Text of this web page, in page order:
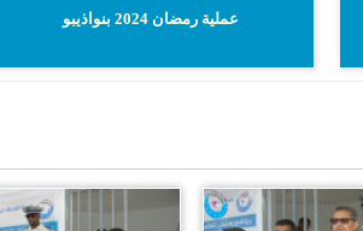
عملية رمضان 2024 بنواذيبو